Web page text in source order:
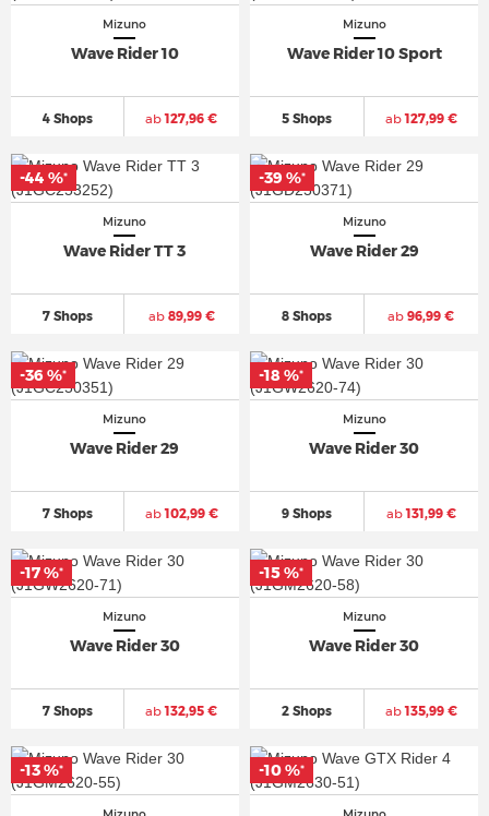
Mizuno
Wave Rider 10
4 Shops ab127,96 €
Mizuno
Wave Rider 10 Sport
5 Shops ab127,99 €
Mizuno
Wave Rider TT 3
7 Shops ab89,99 €
-44 %*
Mizuno
Wave Rider 29
8 Shops ab 96,99 €
-39 %*
Mizuno
Wave Rider 29
7 Shops ab102,99 €
-36 %*
Mizuno
Wave Rider 30
9 Shops ab131,99 €
-18 %*
Mizuno
Wave Rider 30
7 Shops ab132,95 €
-17 %*
Mizuno
Wave Rider 30
2 Shops ab135,99 €
-15 %*
-13 %* -10 %*